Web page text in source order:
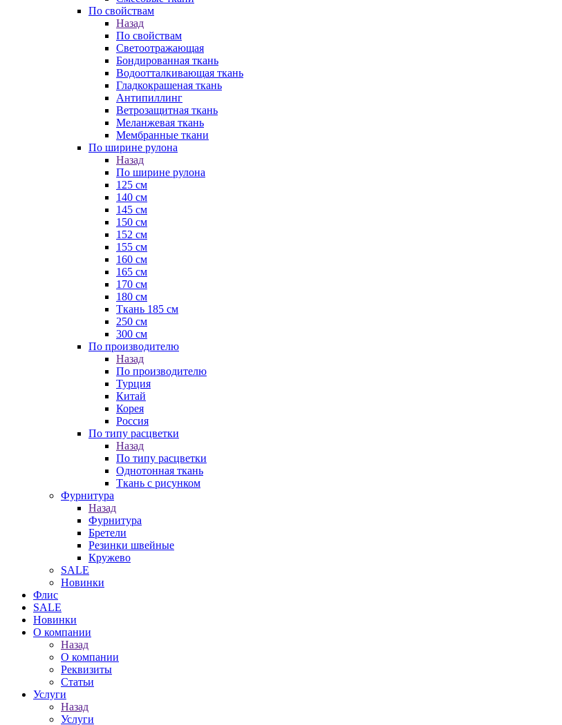
По свойствам
Назад
По свойствам
Светоотражающая
Бондированная ткань
Водоотталкивающая ткань
Гладкокрашеная ткань
Антипиллинг
Ветрозащитная ткань
Меланжевая ткань
Мембранные ткани
По ширине рулона
Назад
По ширине рулона
125 см
140 см
145 см
150 см
152 см
155 см
160 см
165 см
170 см
180 см
Ткань 185 см
250 см
300 см
По производителю
Назад
По производителю
Турция
Китай
Корея
Россия
По типу расцветки
Назад
По типу расцветки
Однотонная ткань
Ткань с рисунком
Фурнитура
Назад
Фурнитура
Бретели
Резинки швейные
Кружево
SALE
Новинки
Флис
SALE
Новинки
О компании
Назад
О компании
Реквизиты
Статьи
Услуги
Назад
Услуги